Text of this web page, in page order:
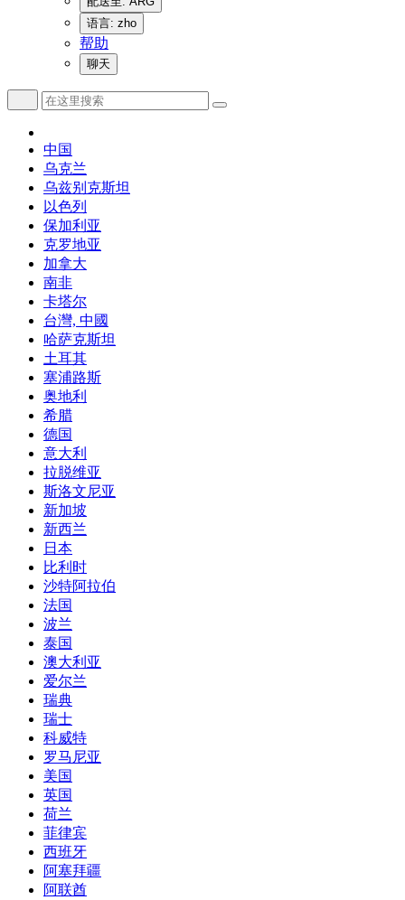
语言: zho
帮助
聊天
中国
乌克兰
乌兹别克斯坦
以色列
保加利亚
克罗地亚
加拿大
南非
卡塔尔
台灣, 中國
哈萨克斯坦
土耳其
塞浦路斯
奥地利
希腊
德国
意大利
拉脱维亚
斯洛文尼亚
新加坡
新西兰
日本
比利时
沙特阿拉伯
法国
波兰
泰国
澳大利亚
爱尔兰
瑞典
瑞士
科威特
罗马尼亚
美国
英国
荷兰
菲律宾
西班牙
阿塞拜疆
阿联酋